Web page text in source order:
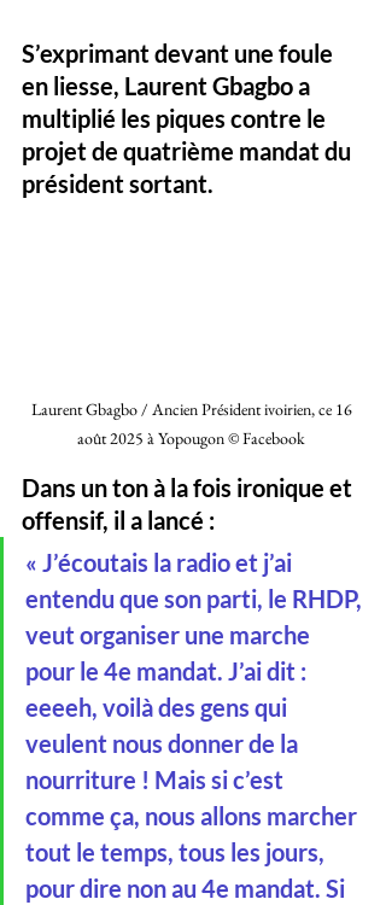
S’exprimant devant une foule
en liesse, Laurent Gbagbo a
multiplié les piques contre le
projet de quatrième mandat du
président sortant.
Laurent Gbagbo / Ancien Président ivoirien, ce 16
août 2025 à Yopougon © Facebook
Dans un ton à la fois ironique et
offensif, il a lancé :
« J’écoutais la radio et j’ai
entendu que son parti, le RHDP,
veut organiser une marche
pour le 4e mandat. J’ai dit :
eeeeh, voilà des gens qui
veulent nous donner de la
nourriture ! Mais si c’est
comme ça, nous allons marcher
tout le temps, tous les jours,
pour dire non au 4e mandat. Si